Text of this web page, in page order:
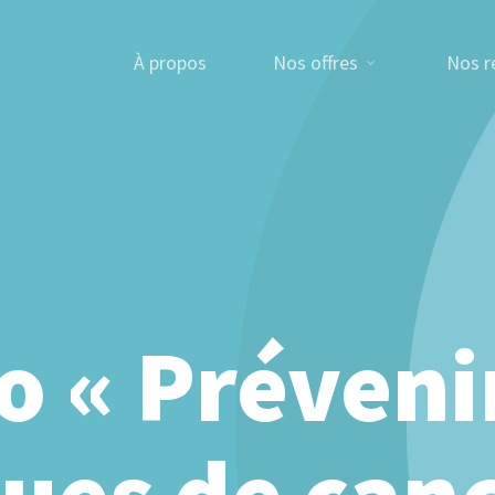
À propos Nos offres Nos
«